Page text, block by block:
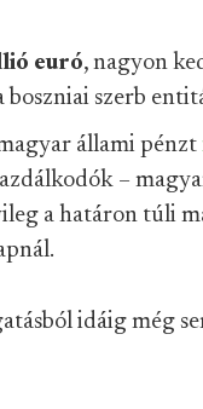
euró, nagyon
szerb
állami pénzt
–
a határon túli
idáig még